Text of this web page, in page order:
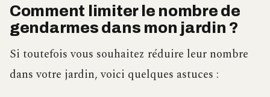
Comment limiter le nombre de
gendarmes dans mon jardin ?
Si toutefois vous souhaitez réduire leur nombre
dans votre jardin, voici quelques astuces :